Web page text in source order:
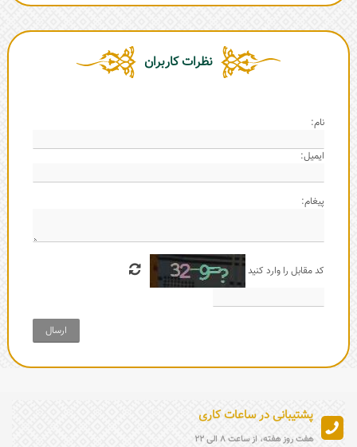
نظرات کاربران
نام:
ایمیل:
پیغام:
کد مقابل را وارد کنید
ارسال
پشتیبانی در ساعات کاری
هفت روز هفته، از ساعت 8 الی 22